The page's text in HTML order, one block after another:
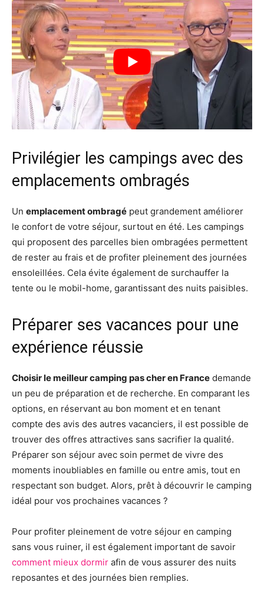
Privilégier les campings avec des
emplacements ombragés
Un emplacement ombragé peut grandement améliorer
le confort de votre séjour, surtout en été. Les campings
qui proposent des parcelles bien ombragées permettent
de rester au frais et de profiter pleinement des journées
ensoleillées. Cela évite également de surchauffer la
tente ou le mobil-home, garantissant des nuits paisibles.
Préparer ses vacances pour une
expérience réussie
Choisir le meilleur camping pas cher en France demande
un peu de préparation et de recherche. En comparant les
options, en réservant au bon moment et en tenant
compte des avis des autres vacanciers, il est possible de
trouver des offres attractives sans sacrifier la qualité.
Préparer son séjour avec soin permet de vivre des
moments inoubliables en famille ou entre amis, tout en
respectant son budget. Alors, prêt à découvrir le camping
idéal pour vos prochaines vacances ?
Pour profiter pleinement de votre séjour en camping
sans vous ruiner, il est également important de savoir
comment mieux dormir afin de vous assurer des nuits
reposantes et des journées bien remplies.